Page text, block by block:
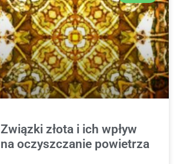
Związki złota i ich wpływ
na oczyszczanie powietrza